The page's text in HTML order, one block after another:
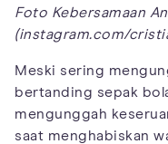
Foto Kebersamaan
(instagram.com/
Meski sering
bertanding sepak
mengunggah
saat menghabiskan